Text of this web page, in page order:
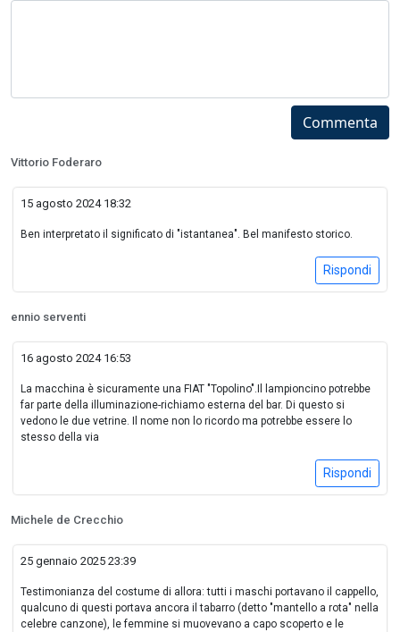
Commenta
Vittorio Foderaro
15 agosto 2024 18:32
Ben interpretato il significato di "istantanea". Bel manifesto storico.
Rispondi
ennio serventi
16 agosto 2024 16:53
La macchina è sicuramente una FIAT "Topolino".Il lampioncino potrebbe
far parte della illuminazione-richiamo esterna del bar. Di questo si
vedono le due vetrine. Il nome non lo ricordo ma potrebbe essere lo
stesso della via
Rispondi
Michele de Crecchio
25 gennaio 2025 23:39
Testimonianza del costume di allora: tutti i maschi portavano il cappello,
qualcuno di questi portava ancora il tabarro (detto "mantello a rota" nella
celebre canzone), le femmine si muovevano a capo scoperto e le